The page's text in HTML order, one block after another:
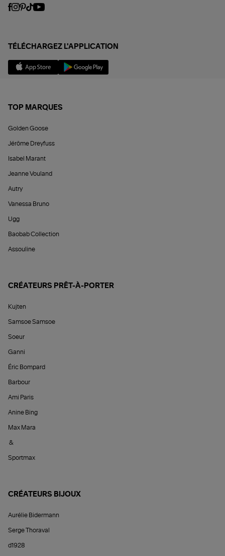
TÉLÉCHARGEZ L'APPLICATION
TOP MARQUES
Golden Goose
Jérôme Dreyfuss
Isabel Marant
Jeanne Vouland
Autry
Vanessa Bruno
Ugg
Baobab Collection
Assouline
CRÉATEURS PRÊT-À-PORTER
Kujten
Samsoe Samsoe
Soeur
Ganni
Éric Bompard
Barbour
Ami Paris
Anine Bing
Max Mara
&
Sportmax
CRÉATEURS BIJOUX
Aurélie Bidermann
Serge Thoraval
d1928